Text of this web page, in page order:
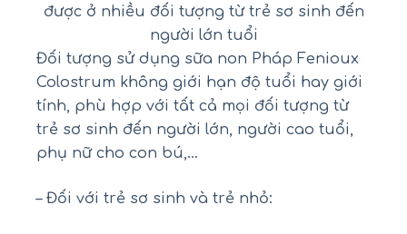
được ở nhiều đối tượng từ trẻ sơ sinh đến
người lớn tuổi
Đối tượng sử dụng sữa non Pháp Fenioux
Colostrum không giới hạn độ tuổi hay giới
tính, phù hợp với tất cả mọi đối tượng từ
trẻ sơ sinh đến người lớn, người cao tuổi,
phụ nữ cho con bú,…
– Đối với trẻ sơ sinh và trẻ nhỏ: